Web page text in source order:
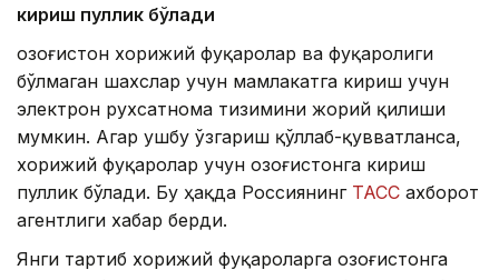
кириш пуллик бўлади
Қозоғистон хорижий фуқаролар ва фуқаролиги
бўлмаган шахслар учун мамлакатга кириш учун
электрон рухсатнома тизимини жорий қилиши
мумкин. Агар ушбу ўзгариш қўллаб-қувватланса,
хорижий фуқаролар учун Қозоғистонга кириш
пуллик бўлади. Бу ҳақда Россиянинг ТАСС ахборот
агентлиги хабар берди.
Янги тартиб хорижий фуқароларга Қозоғистонга